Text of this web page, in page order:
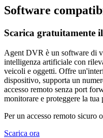
Software
Scarica gratuitamente
Agent DVR è un software di
intelligenza artificiale con
veicoli e oggetti. Offre
dispositivo, supporta un
accesso remoto senza port
monitorare e proteggere la tua
Per un accesso remoto sicuro
Scarica ora